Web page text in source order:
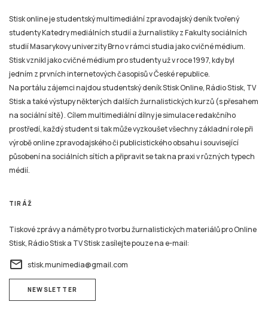
Stisk online je studentský multimediální zpravodajský deník tvořený
studenty Katedry mediálních studií a žurnalistiky z Fakulty sociálních
studií Masarykovy univerzity Brno v rámci studia jako cvičné médium.
Stisk vznikl jako cvičné médium pro studenty už v roce 1997, kdy byl
jedním z prvních internetových časopisů v České republice.
Na portálu zájemci najdou studentský deník Stisk Online, Rádio Stisk, TV
Stisk a také výstupy některých dalších žurnalistických kurzů (s přesahem
na sociální sítě). Cílem multimediální dílny je simulace redakčního
prostředí, každý student si tak může vyzkoušet všechny základní role při
výrobě online zpravodajského či publicistického obsahu i související
působení na sociálních sítích a připravit se tak na praxi v různých typech
médií.
TIRÁŽ
Tiskové zprávy a náměty pro tvorbu žurnalistických materiálů pro Online
Stisk, Rádio Stisk a TV Stisk zasílejte pouze na e-mail:
email stisk.munimedia@gmail.com
NEWSLETTER